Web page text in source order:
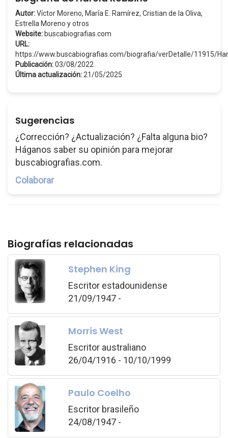
Autor:Víctor Moreno, María E. Ramírez, Cristian de la Oliva,
Estrella Moreno y otros
Website: buscabiografias.com
URL:
https://www.buscabiografias.com/biografia/verDetalle/11915/
Publicación:03/08/2022
Última actualización: 21/05/2025
Sugerencias
¿Corrección? ¿Actualización? ¿Falta alguna bio?
Háganos saber su opinión para mejorar
buscabiografias.com.
Colaborar
Biografías relacionadas
Stephen King
Escritor estadounidense
21/09/1947 -
Morris West
Escritor australiano
26/04/1916 - 10/10/1999
Paulo Coelho
Escritor brasileño
24/08/1947 -